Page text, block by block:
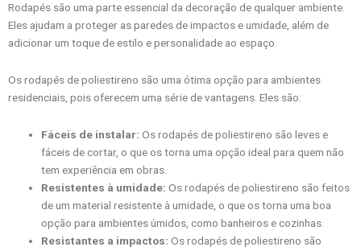
Rodapés são uma parte essencial da decoração de qualquer ambiente.
Eles ajudam a proteger as paredes de impactos e umidade, além de
adicionar um toque de estilo e personalidade ao espaço.
Os rodapés de poliestireno são uma ótima opção para ambientes
residenciais, pois oferecem uma série de vantagens. Eles são:
Fáceis de instalar: Os rodapés de poliestireno são leves e
fáceis de cortar, o que os torna uma opção ideal para quem não
tem experiência em obras.
Resistentes à umidade: Os rodapés de poliestireno são feitos
de um material resistente à umidade, o que os torna uma boa
opção para ambientes úmidos, como banheiros e cozinhas.
Resistantes a impactos: Os rodapés de poliestireno são